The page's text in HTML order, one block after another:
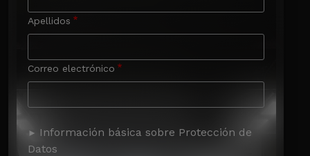
Apellidos
Correo electrónico
Información básica sobre Protección de
Datos